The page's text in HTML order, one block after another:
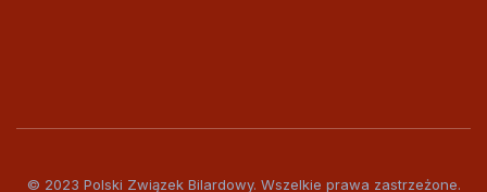
© 2023 Polski Związek Bilardowy. Wszelkie prawa zastrzeżone.